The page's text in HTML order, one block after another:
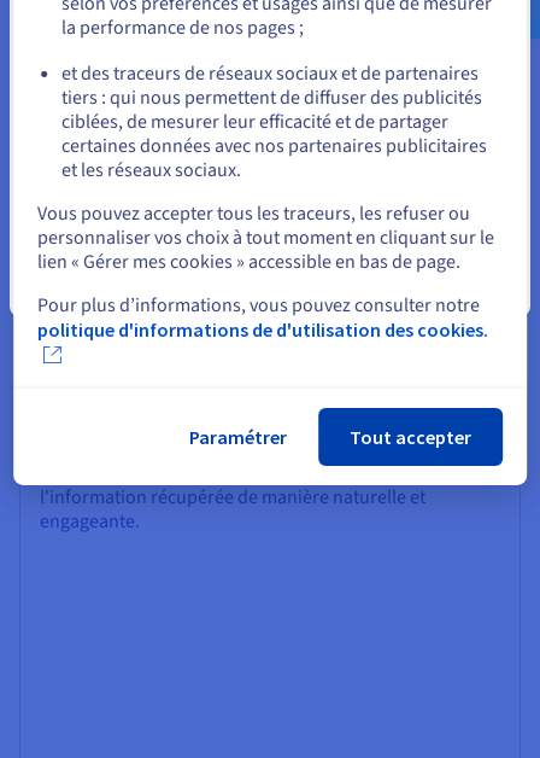
informations issues de sources fiables et crédibles.
Generator (générateur)
Il s'agit du composant central responsable de la
génération de la réponse finale. En général, un LLM
prend les documents classés en entrée et élabore une
Le generator utilise ses capacités de compréhension et
de génération du langage pour synthétiser et présenter
l'information récupérée de manière naturelle et
engageante.
ou
Rester sur le site actuel
Sélectionner un autre site web
la performance de nos pages ;
et des traceurs de réseaux sociaux et de partenaires
tiers : qui nous permettent de diffuser des publicités
ciblées, de mesurer leur efficacité et de partager
certaines données avec nos partenaires publicitaires
et les réseaux sociaux.
Vous pouvez accepter tous les traceurs, les refuser ou
personnaliser vos choix à tout moment en cliquant sur le
lien « Gérer mes cookies » accessible en bas de page.
Pour plus d’informations, vous pouvez consulter notre
politique d'informations de d'utilisation des cookies.
Paramétrer Tout accepter